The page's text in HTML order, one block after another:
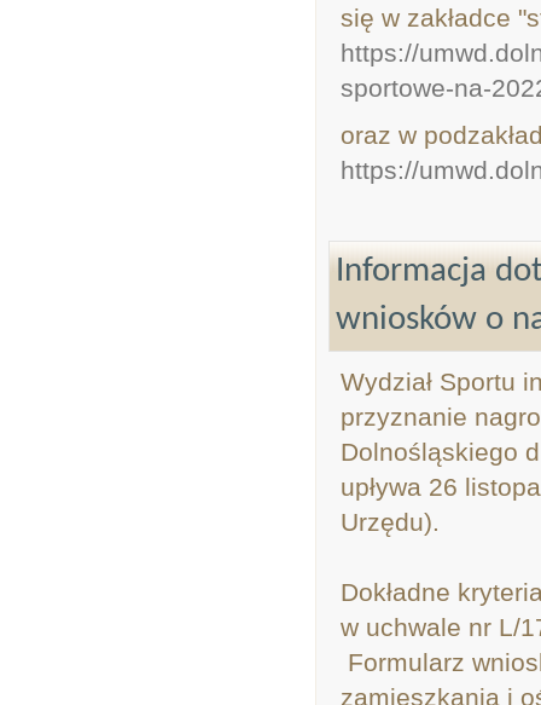
się w zakładce
https://
sportowe-na-
oraz w
https://
Informacja
wniosków o
Wydział Sportu
przyznanie
Dolnośląskiego
upływa 26
Urzędu).
Dokładne
w uchwale nr L/
Formularz
zamieszkania i